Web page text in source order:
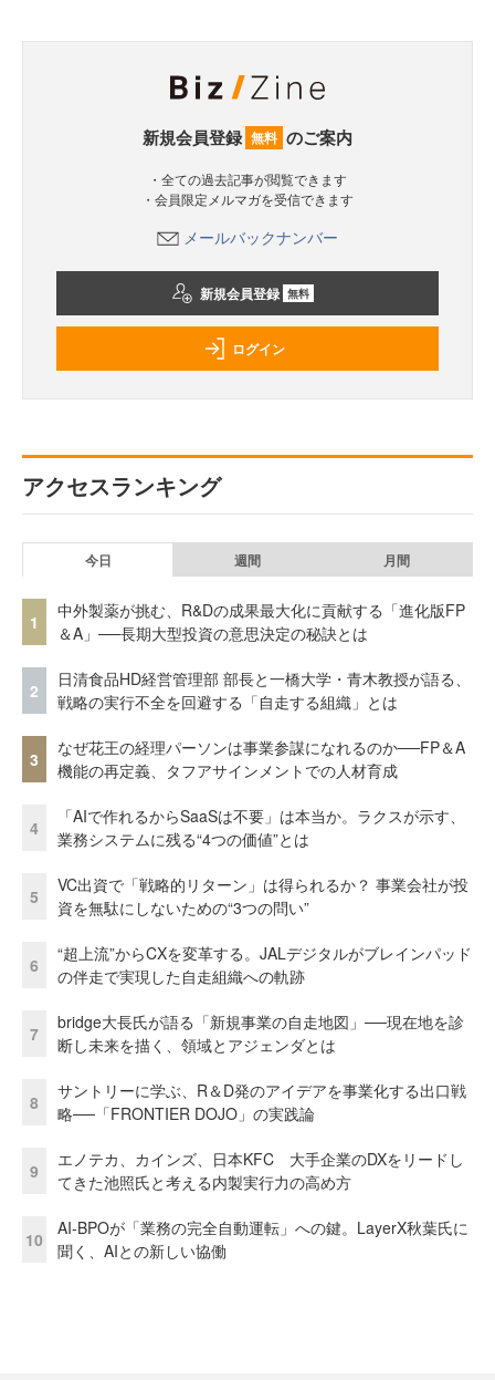
新規会員登録 無料 のご案内
・全ての過去記事が閲覧できます
・会員限定メルマガを受信できます
メールバックナンバー
新規会員登録 無料
ログイン
アクセスランキング
今日 週間 月間
1
中外製薬が挑む、R&Dの成果最大化に貢献する「進化版FP
＆A」──長期大型投資の意思決定の秘訣とは
2
日清食品HD経営管理部 部長と一橋大学・青木教授が語る、
戦略の実行不全を回避する「自走する組織」とは
3
なぜ花王の経理パーソンは事業参謀になれるのか──FP＆A
機能の再定義、タフアサインメントでの人材育成
4
「AIで作れるからSaaSは不要」は本当か。ラクスが示す、
業務システムに残る“4つの価値”とは
5
VC出資で「戦略的リターン」は得られるか？ 事業会社が投
資を無駄にしないための“3つの問い”
6
“超上流”からCXを変革する。JALデジタルがブレインパッド
の伴走で実現した自走組織への軌跡
7
bridge大長氏が語る「新規事業の自走地図」──現在地を診
断し未来を描く、領域とアジェンダとは
8
サントリーに学ぶ、R＆D発のアイデアを事業化する出口戦
略──「FRONTIER DOJO」の実践論
9
エノテカ、カインズ、日本KFC 大手企業のDXをリードし
てきた池照氏と考える内製実行力の高め方
10
AI-BPOが「業務の完全自動運転」への鍵。LayerX秋葉氏に
聞く、AIとの新しい協働